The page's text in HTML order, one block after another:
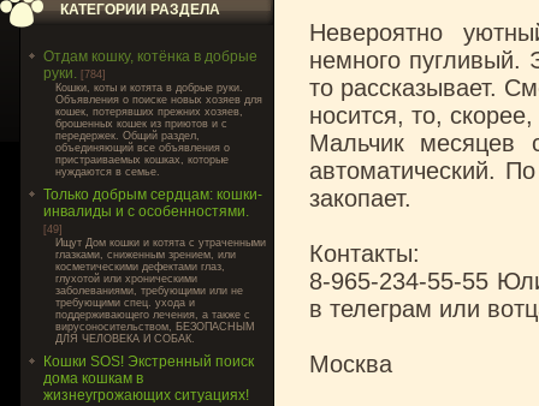
КАТЕГОРИИ РАЗДЕЛА
Отдам кошку, котёнка в добрые
руки. [784]
Кошки, коты и котята в добрые руки.
Объявления о поиске новых хозяев для
кошек, потерявших прежних хозяев,
брошенных кошек из приютов и с
передержек. Общий раздел,
объединяющий все объявления о
пристраиваемых кошках, которые
нуждаются в семье.
Только добрым сердцам: кошки-
инвалиды и с особенностями.
[49]
Ищут Дом кошки и котята с утраченными
глазками, сниженным зрением, или
косметическими дефектами глаз,
глухотой или хроническими
заболеваниями, требующими или не
требующими спец. ухода и
поддерживающего лечения, а также с
вирусоносительством, БЕЗОПАСНЫМ
ДЛЯ ЧЕЛОВЕКА И СОБАК.
Кошки SOS! Экстренный поиск
дома кошкам в
жизнеугрожающих ситуациях!
Невероятно
немного пугливый.
то рассказывает.
носится, то,
Мальчик месяцев
автоматический.
закопает.
Контакты:
8-965-234-55-55
в телеграм или
Москва